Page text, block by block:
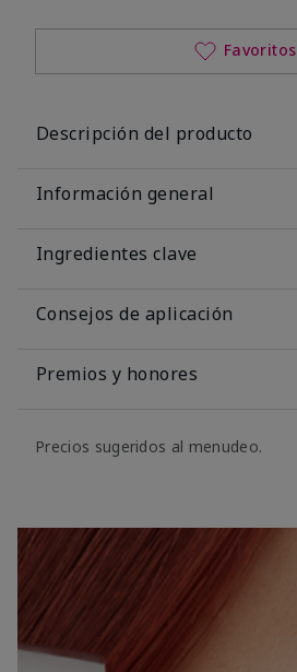
Favoritos
Descripción del producto
Información general
Ingredientes clave
Consejos de aplicación
Premios y honores
Precios sugeridos al menudeo.